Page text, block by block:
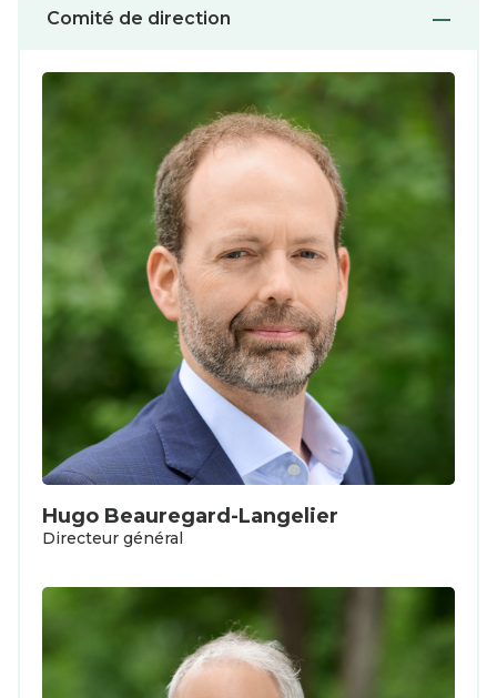
Comité de direction
Hugo Beauregard-Langelier
Directeur général